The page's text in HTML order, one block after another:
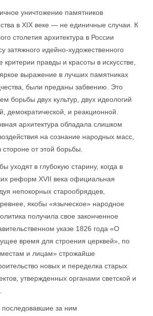
уничтожение памятников
в XIX веке — не единичные случаи. К
столетия архитектура в России
затяжного идейно-художественного
критерии правды и красоты в искусстве,
выражение в лучших памятниках
были преданы забвению. Это
борьбы двух культур, двух идеологий
демократической, и реакционной.
архитектура обладала слишком
на сознание народных масс,
стороне от этой борьбы.
уходят в глубокую старину, когда в
реформ XVII века официальная
непокорных старообрядцев,
якобы «языческое» народное
получила свое законченное
указе 1826 года «О
время для строения церквей», по
и лицам» строжайше
новых и переделка старых
утвержденных органами светской и
последовавшие за ним